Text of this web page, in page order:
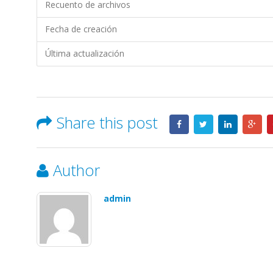
S.A.
Recuento de archivos
Fecha de creación
Última actualización
Share this post
Author
admin